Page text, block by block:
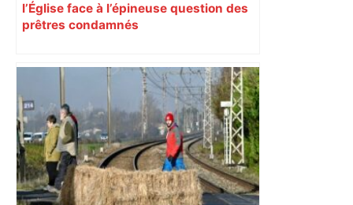
l’Église face à l’épineuse question des
prêtres condamnés